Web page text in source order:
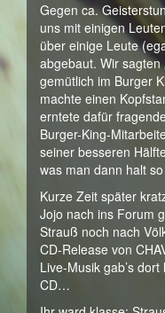
Gegen ca.
uns mit einigen
über einige Leute
abgebaut. Wir sagten
gemütlich im Burger
machte einen
erntete dafür
Burger-King-
seiner besseren
was man dann halt
Kurze Zeit später
Jojo nach ins Forum
Strauß noch nach
CD-Release von
Live-Musik gab’s
CD…